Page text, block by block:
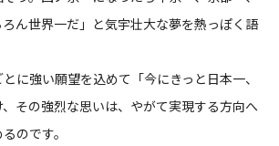
ん世界一だ」と気宇壮大な夢を熱っぽく語
に強い願望を込めて「今にきっと日本一、
その強烈な思いは、やがて実現する方向へ
のです。